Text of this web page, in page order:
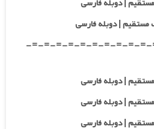
-=-=-=-=-=-=-=-=-=-